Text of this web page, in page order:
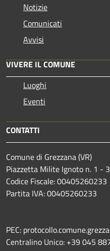
Notizie
Comunicati
Avvisi
VIVERE IL COMUNE
Luoghi
Eventi
CONTATTI
Comune di Grezzana (VR)
Piazzetta Milite Ignoto n. 1 -
Codice Fiscale: 00405260233
Partita IVA: 00405260233
PEC:
Centralino Unico: +39 045